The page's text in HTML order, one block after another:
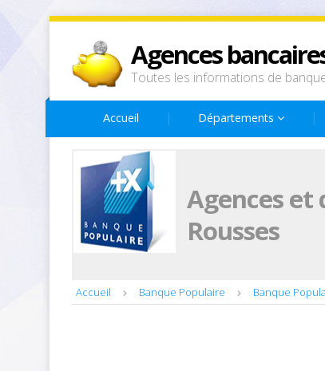
Agences
Toutes les informations de
Accueil Départements
Agences et
Rousses
Accueil Banque Populaire Banque